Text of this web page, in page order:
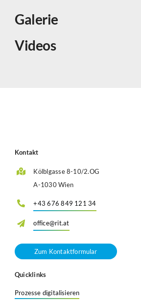
Galerie
Videos
Kontakt
Kölblgasse 8-10/2.OG
A-1030 Wien
+43 676 849 121 34
office@rit.at
Zum Kontaktformular
Quicklinks
Prozesse digitalisieren